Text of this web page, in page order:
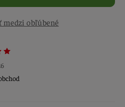
medzi obľúbené